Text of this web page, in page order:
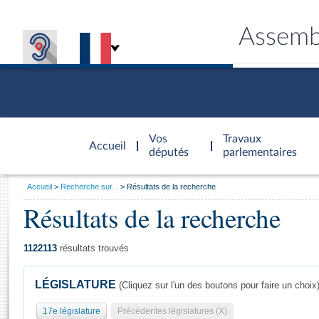
Accueil
d'accueil
Vos
députés
Travaux
parlementaires
Général
Vous
Accueil Recherche sur... Résultats de la recherche
Résultats de la recherche
1122113 résultats trouvés
LÉGISLATURE (Cliquez sur l'un des boutons pour faire un choix)
17e législature Précédentes législatures (X)